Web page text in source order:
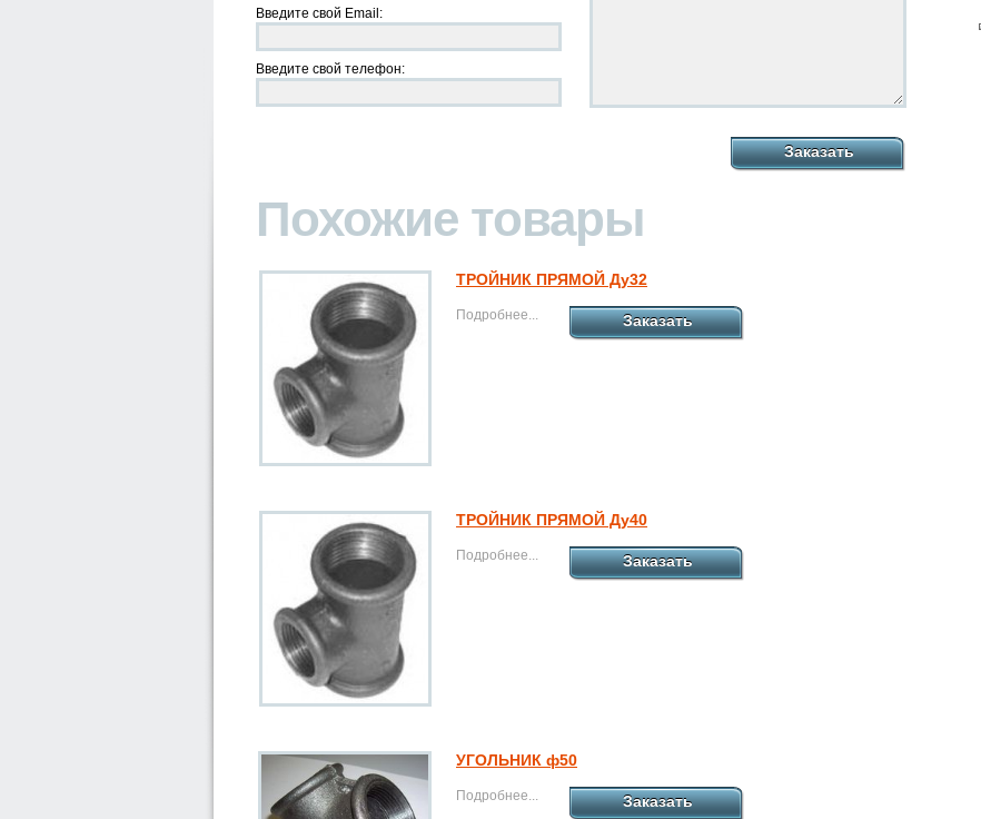
Введите свой Email:
Введите свой телефон:
Заказать
Похожие товары
ТРОЙНИК ПРЯМОЙ Ду32
Подробнее... Заказать
ТРОЙНИК ПРЯМОЙ Ду40
Подробнее... Заказать
УГОЛЬНИК ф50
Подробнее... Заказать